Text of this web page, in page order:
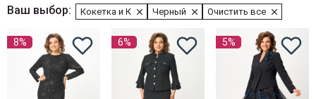
Ваш выбор: Кокетка и К Черный Очистить все
8% 6% 5%